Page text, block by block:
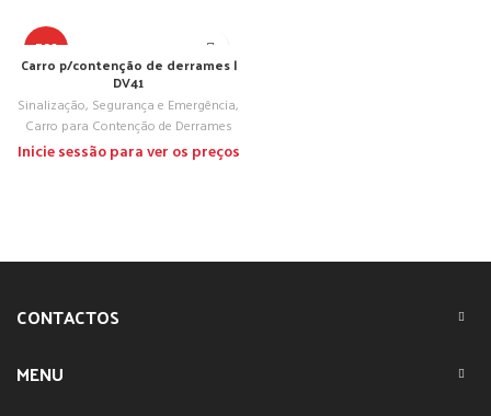
TOP
Carro p/contenção de derrames |
DV41
Sinalização, Segurança e Emergência,
Carro para Contenção de Derrames
Inicie sessão para ver os preços
CONTACTOS
MENU